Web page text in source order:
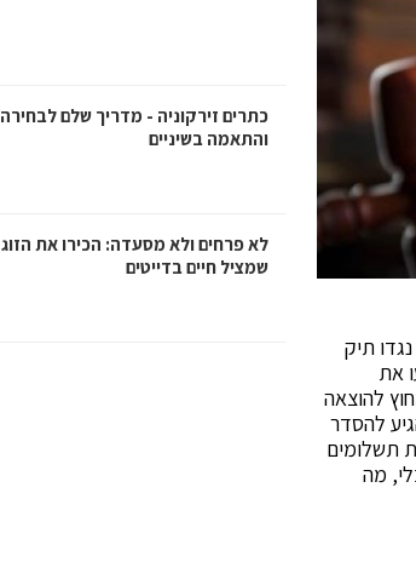
תיק
את
להוצאה
להסדר
תשלומים
מה
כתרים זירקוניה - מדריך שלם לבחירה
והתאמה בשיניים
לא פרחים ולא מסעדה: הכירו את הזוג
שמציל חיים בדייטים